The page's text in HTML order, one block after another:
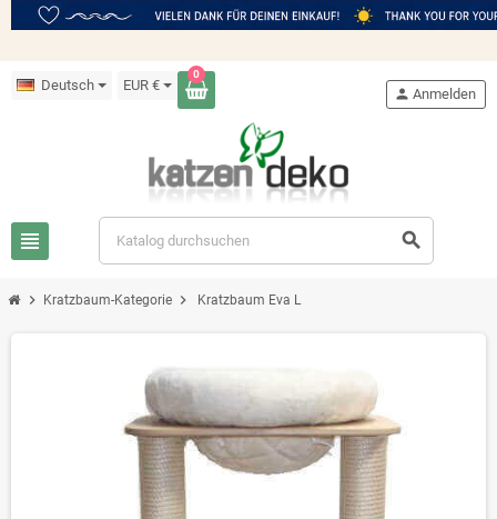
Deutsch EUR €
0
view_headline search
person Anmelden
chevron_right Kratzbaum-Kategorie chevron_right Kratzbaum Eva L